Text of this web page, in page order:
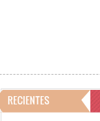
RECIENTES